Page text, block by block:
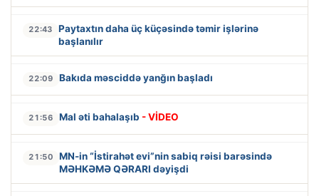
22:43
Paytaxtın daha üç küçəsində təmir işlərinə
başlanılır
22:09 Bakıda məsciddə yanğın başladı
21:56 Mal əti bahalaşıb - VİDEO
21:50
MN-in “İstirahət evi”nin sabiq rəisi barəsində
MƏHKƏMƏ QƏRARI dəyişdi